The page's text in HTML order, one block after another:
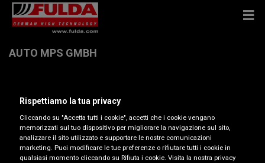
AUTO MPS GMBH
Ottieni indicazioni
Visualizza numero di telefono
Rispettiamo la tua privacy
Cliccando su "Accetta tutti i cookie", accetti che i cookie vengano
memorizzati sul tuo dispositivo per migliorare la navigazione sul sito,
analizzare il sito utilizzato e supportare le nostre comunicazioni
marketing. Puoi modificare le tue preferenze o rifiutare tutti i cookie in
qualsiasi momento cliccando su Rifiuta i cookie. Visita la nostra privacy